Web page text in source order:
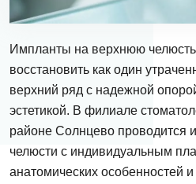
Импланты на верхнюю
восстановить как один
верхний ряд с надежной
эстетикой. В филиале
районе Солнцево проводится
челюсти с индивидуальным
анатомических особенностей